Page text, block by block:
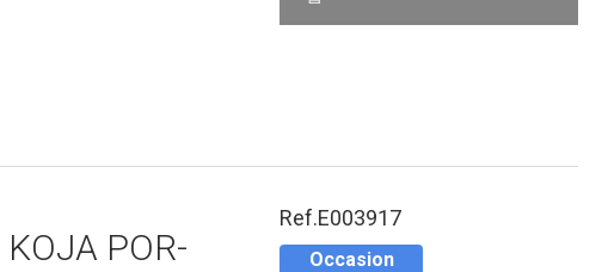
KOJA POR-
Ref.E003917
Occasion